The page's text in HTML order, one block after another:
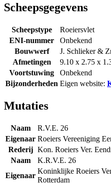
Scheepsgegevens
Scheepstype
Roeiersvlet
ENI-nummer
Onbekend
Bouwwerf
J. Schlieker &
Afmetingen
9.10 x 2.75 x
Voortstuwing
Onbekend
Bijzonderheden Eigen website:
Mutaties
Naam
R.V.E. 26
Eigenaar Roeiers Vereeniging
Rederij Kon. Roeiers Ver.
Naam
K.R.V.E. 26
Eigenaar
Koninklijke Roeiers
Rotterdam